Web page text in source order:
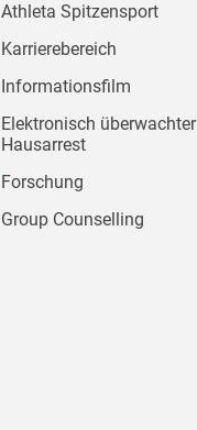
Athleta Spitzensport
Karrierebereich
Informationsfilm
Elektronisch überwachter
Hausarrest
Forschung
Group Counselling